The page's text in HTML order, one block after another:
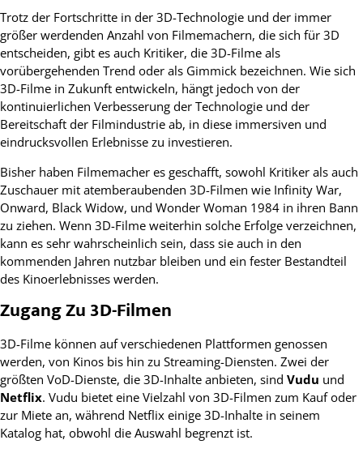
Trotz der Fortschritte in der 3D-Technologie und der immer
größer werdenden Anzahl von Filmemachern, die sich für 3D
entscheiden, gibt es auch Kritiker, die 3D-Filme als
vorübergehenden Trend oder als Gimmick bezeichnen. Wie sich
3D-Filme in Zukunft entwickeln, hängt jedoch von der
kontinuierlichen Verbesserung der Technologie und der
Bereitschaft der Filmindustrie ab, in diese immersiven und
eindrucksvollen Erlebnisse zu investieren.
Bisher haben Filmemacher es geschafft, sowohl Kritiker als auch
Zuschauer mit atemberaubenden 3D-Filmen wie Infinity War,
Onward, Black Widow, und Wonder Woman 1984 in ihren Bann
zu ziehen. Wenn 3D-Filme weiterhin solche Erfolge verzeichnen,
kann es sehr wahrscheinlich sein, dass sie auch in den
kommenden Jahren nutzbar bleiben und ein fester Bestandteil
des Kinoerlebnisses werden.
Zugang Zu 3D-Filmen
3D-Filme können auf verschiedenen Plattformen genossen
werden, von Kinos bis hin zu Streaming-Diensten. Zwei der
größten VoD-Dienste, die 3D-Inhalte anbieten, sind Vudu und
Netflix. Vudu bietet eine Vielzahl von 3D-Filmen zum Kauf oder
zur Miete an, während Netflix einige 3D-Inhalte in seinem
Katalog hat, obwohl die Auswahl begrenzt ist.